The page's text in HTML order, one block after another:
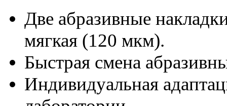
Две абразивные
мягкая (120 мкм).
Быстрая смена
Индивидуальная